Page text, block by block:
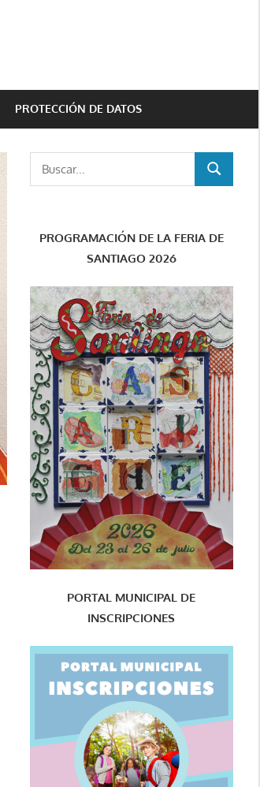
PROTECCIÓN DE DATOS
BUSCAR
PROGRAMACIÓN DE LA FERIA DE
SANTIAGO 2026
PORTAL MUNICIPAL DE
INSCRIPCIONES